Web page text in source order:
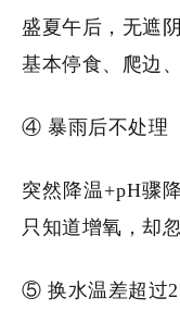
盛夏午后，无遮
基本停食、爬边、
④ 暴雨后不处理
突然降温+pH骤
只知道增氧，却
⑤ 换水温差超过